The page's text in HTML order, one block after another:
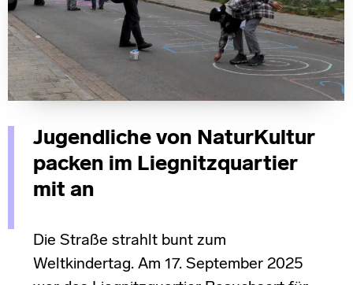
Jugendliche von NaturKultur
packen im Liegnitzquartier
mit an
Die Straße strahlt bunt zum
Weltkindertag. Am 17. September 2025